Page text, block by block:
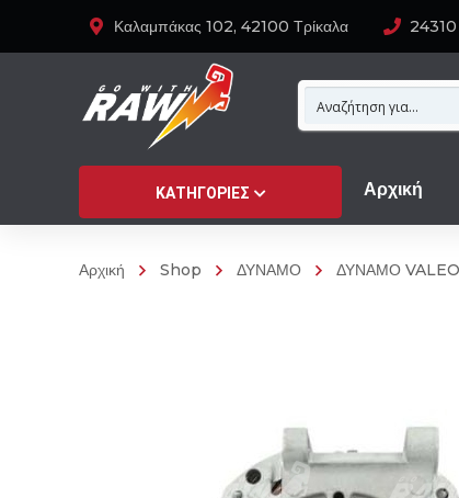
Καλαμπάκας 102, 42100 Τρίκαλα
ΚΑΤΗΓΟΡΊΕΣ Αρχική
Αρχική Shop ΔΥΝΑΜΟ ΔΥΝΑΜΟ